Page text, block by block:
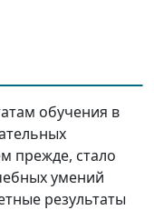
обучения в
прежде, стало
умений
результаты